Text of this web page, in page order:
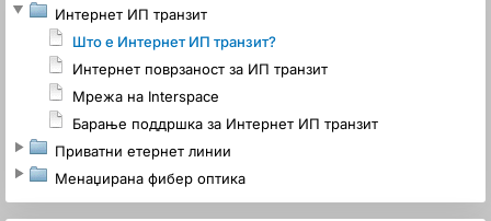
Интернет ИП транзит
Што е Интернет ИП транзит?
Интернет поврзаност за ИП транзит
Мрежа на Interspace
Барање поддршка за Интернет ИП транзит
Приватни етернет линии
Менаџирана фибер оптика